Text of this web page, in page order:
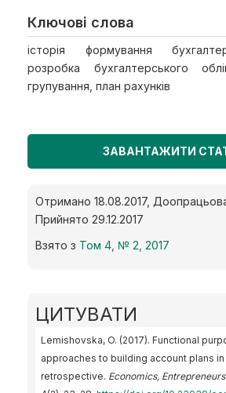
Ключові слова
історія формування
розробка бухгалтерського
групування, план рахунків
ЗАВАНТАЖИТИ
Отримано 18.08.2017,
Прийнято 29.12.2017
Взято з Том 4, № 2, 2017
ЦИТУВАТИ
Lemishovska, O. (2017). Functional
approaches to building account plans
retrospective. Economics,